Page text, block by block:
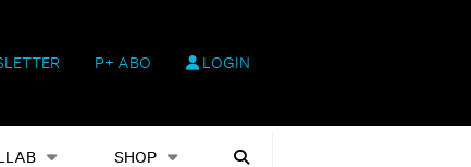
P+ ABO LOGIN
SHOP
Heftausgaben Suchen